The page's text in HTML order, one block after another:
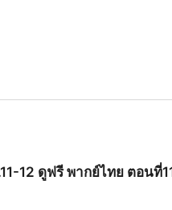
12 ดูฟรี พากย์ไทย ตอนที่